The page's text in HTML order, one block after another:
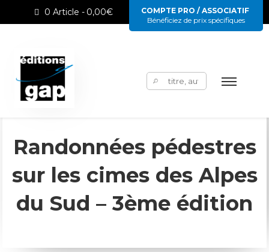
0 Article 0,00€
COMPTE PRO / ASSOCIATIF
Bénéficiez de prix spécifiques
Rechercher :
Randonnées pédestres
sur les cimes des Alpes
du Sud – 3ème édition